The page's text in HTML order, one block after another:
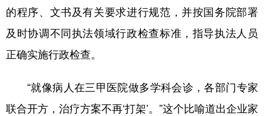
的程序、文书及有关要求进行规范，并按国务院部署
及时协调不同执法领域行政检查标准，指导执法人员
正确实施行政检查。
“就像病人在三甲医院做多学科会诊，各部门专家
联合开方，治疗方案不再‘打架’。”这个比喻道出企业家